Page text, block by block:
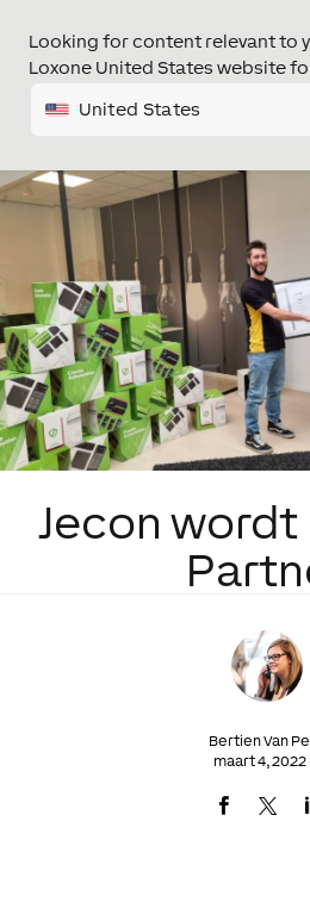
Looking for content relevant to
Loxone United States website
United States
Jecon wordt
Bertien Van
maart 4, 2022